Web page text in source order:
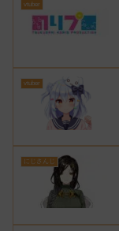
vtuber
vtuber
にじさんじ